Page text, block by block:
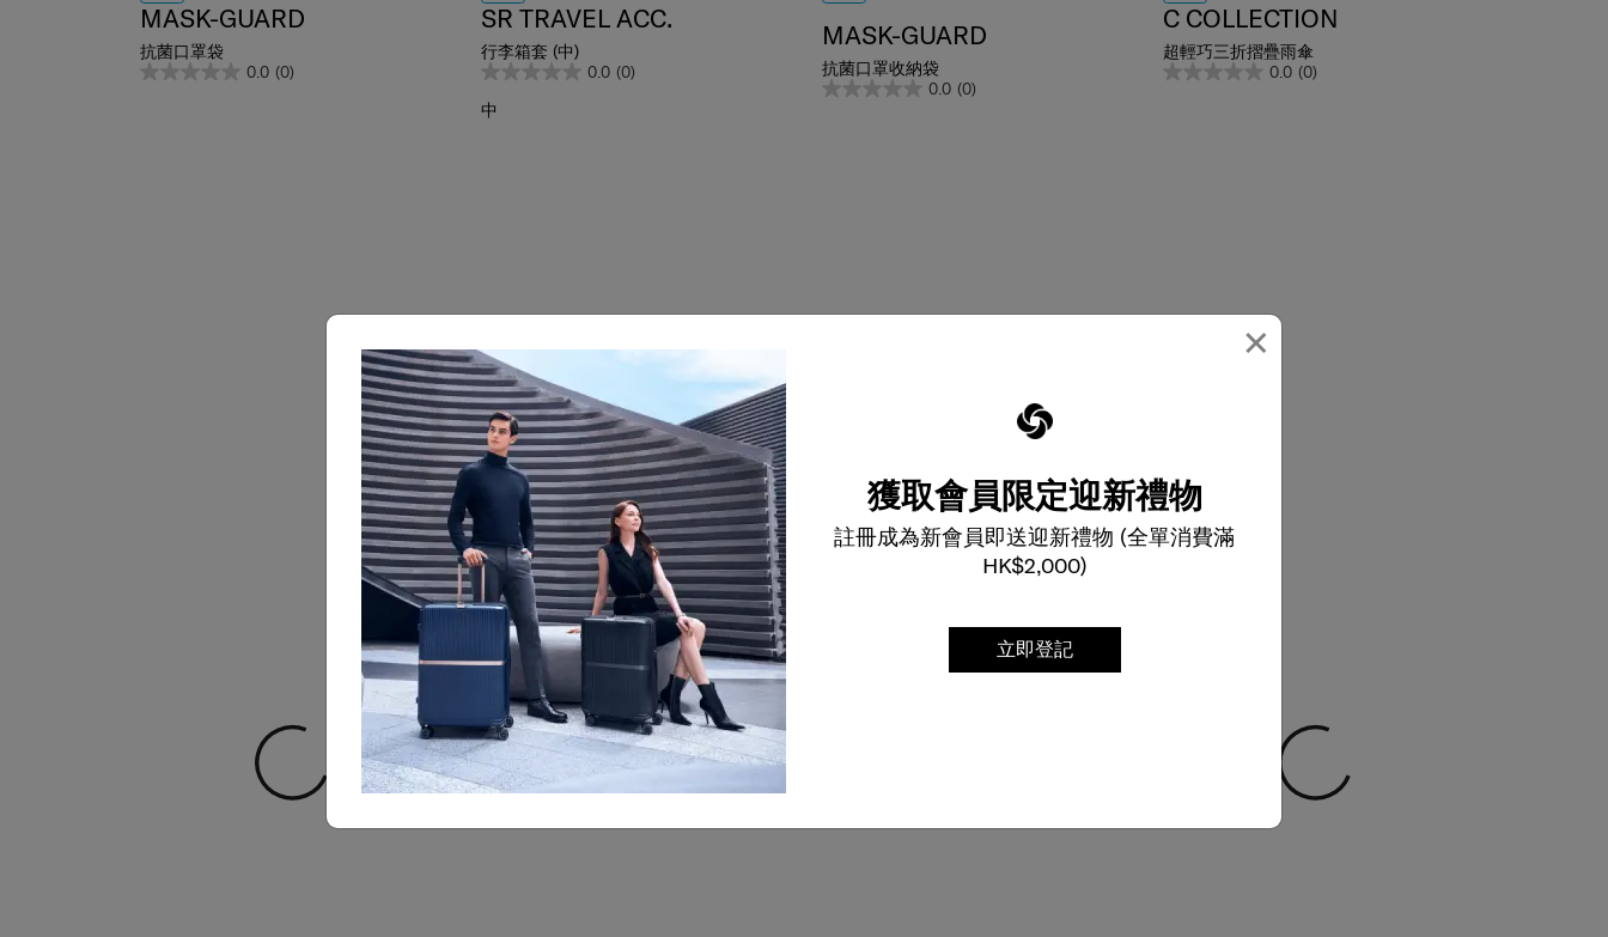
×
獲取會員限定迎新禮物
註冊成為新會員即送迎新禮物 (全單消費滿
HK$2,000)
立即登記
MASK-GUARD
抗菌口罩袋
0.0 (0)
SR TRAVEL ACC.
行李箱套 (中)
0.0 (0)
中
MASK-GUARD
抗菌口罩收納袋
0.0 (0)
C COLLECTION
超輕巧三折摺疊雨傘
0.0 (0)